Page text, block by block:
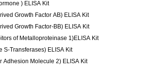
) ELISA Kit
Growth Factor AB) ELISA Kit
Growth Factor-BB) ELISA Kit
of Metalloproteinase 1)ELISA Kit
S-Transferases) ELISA Kit
Adhesion Molecule 2) ELISA Kit